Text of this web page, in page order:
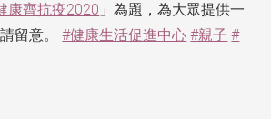
康齊抗疫2020 」為題，為大眾提供一
留意。#健康生活促進中心 #親子 #